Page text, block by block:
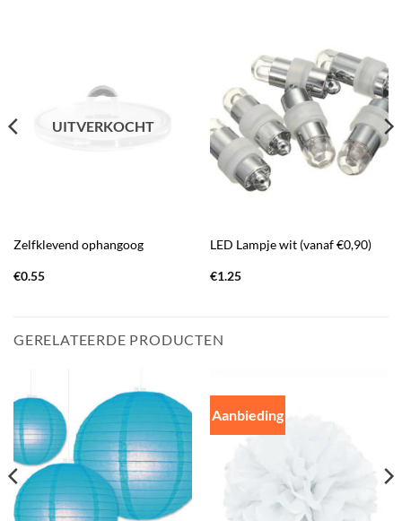
UITVERKOCHT
Zelfklevend ophangoog
€0.55
LED Lampje wit (vanaf €0,90)
€1.25
GERELATEERDE PRODUCTEN
Aanbieding